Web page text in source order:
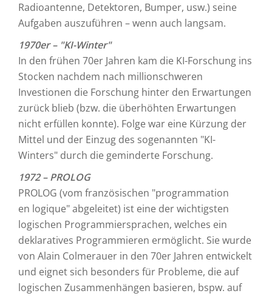
Radioantenne, Detektoren, Bumper, usw.) seine
Aufgaben auszuführen – wenn auch langsam.
1970er – "KI-Winter"
In den frühen 70er Jahren kam die KI-Forschung ins
Stocken nachdem nach millionschweren
Investionen die Forschung hinter den Erwartungen
zurück blieb (bzw. die überhöhten Erwartungen
nicht erfüllen konnte). Folge war eine Kürzung der
Mittel und der Einzug des sogenannten "KI-
Winters" durch die geminderte Forschung.
1972 – PROLOG
PROLOG (vom französischen "programmation
en logique" abgeleitet) ist eine der wichtigsten
logischen Programmiersprachen, welches ein
deklaratives Programmieren ermöglicht. Sie wurde
von Alain Colmerauer in den 70er Jahren entwickelt
und eignet sich besonders für Probleme, die auf
logischen Zusammenhängen basieren, bspw. auf